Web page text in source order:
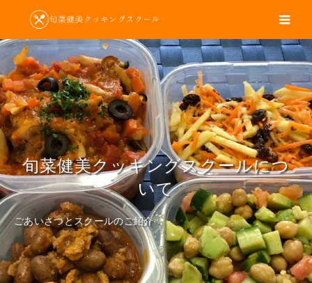
旬菜健美クッキングスクールにつ
いて
ごあいさつとスクールのご紹介